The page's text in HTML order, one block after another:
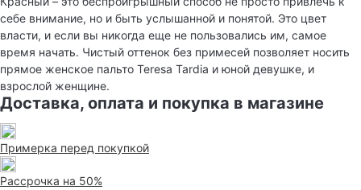
себе внимание, но и быть услышанной и понятой. Это цвет
власти, и если вы никогда еще не пользовались им, самое
время начать. Чистый оттенок без примесей позволяет носить
прямое женское пальто Teresa Tardia и юной девушке, и
взрослой женщине.
Доставка, оплата и покупка в магазине
Примерка перед покупкой
Рассрочка на 50%